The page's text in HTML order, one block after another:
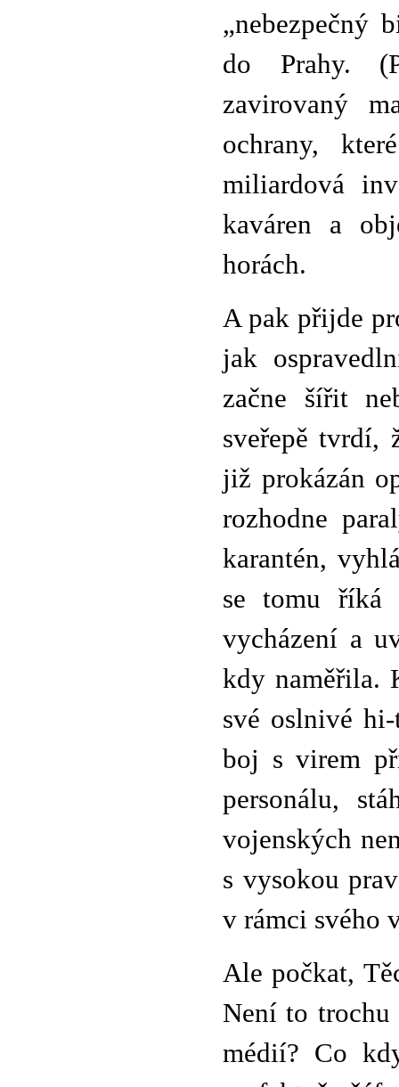
„nebezpečný
do Prahy.
zavirovaný
ochrany,
miliardová
kaváren a
horách.
A pak přijde
jak
začne šířit
sveřepě tvrdí,
již prokázán
rozhodne
karantén,
se tomu říká
vycházení a
kdy naměřila.
své oslnivé
boj s virem
personálu,
vojenských
s vysokou
v rámci svého
Ale počkat,
Není to trochu
médií? Co